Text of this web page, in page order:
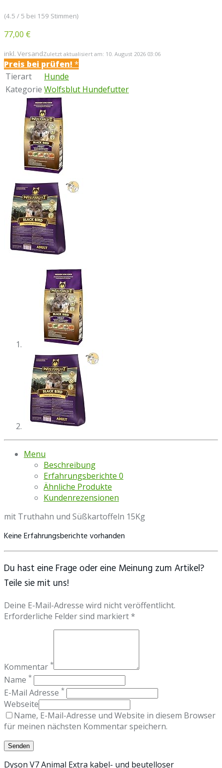
(4.5 / 5 bei 159 Stimmen)
77,00 €
inkl. VersandZuletzt aktualisiert am: 10. August 2026 03:06
Preis bei prüfen!*
Tierart
Hunde
Kategorie Wolfsblut Hundefutter
Menu
Beschreibung
Erfahrungsberichte 0
Ähnliche Produkte
Kundenrezensionen
mit Truthahn und Süßkartoffeln 15Kg
Keine Erfahrungsberichte vorhanden
Du hast eine Frage oder eine Meinung zum Artikel?
Teile sie mit uns!
Deine E-Mail-Adresse wird nicht veröffentlicht.
Erforderliche Felder sind markiert *
Kommentar *
Name *
E-Mail Adresse *
Webseite
Name, E-Mail-Adresse und Website in diesem Browser
für meinen nächsten Kommentar speichern.
Dyson V7 Animal Extra kabel- und beutelloser